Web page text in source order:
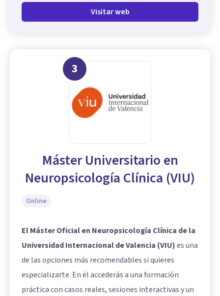
Visitar web
3
Máster Universitario en
Neuropsicología Clínica (VIU)
Online
El Máster Oficial en Neuropsicología Clínica de la
Universidad Internacional de Valencia (VIU)es una
de las opciones más recomendables si quieres
especializarte. En él accederás a una formación
práctica con casos reales, sesiones interactivas y un